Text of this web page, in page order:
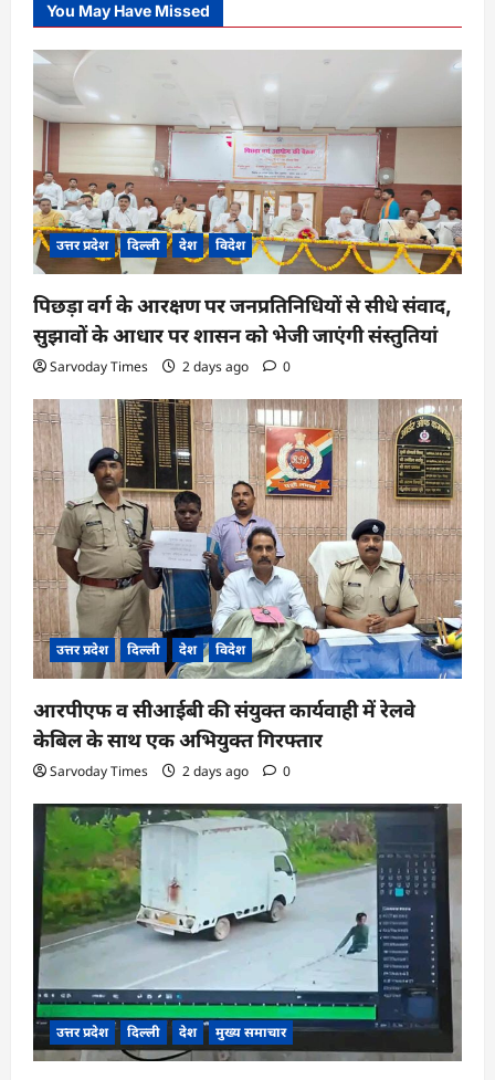
You May Have Missed
उत्तर प्रदेश दिल्ली देश विदेश
पिछड़ा वर्ग के आरक्षण पर जनप्रतिनिधियों से सीधे संवाद,
सुझावों के आधार पर शासन को भेजी जाएंगी संस्तुतियां
Sarvoday Times 2 days ago 0
उत्तर प्रदेश दिल्ली देश विदेश
आरपीएफ व सीआईबी की संयुक्त कार्यवाही में रेलवे
केबिल के साथ एक अभियुक्त गिरफ्तार
Sarvoday Times 2 days ago 0
उत्तर प्रदेश दिल्ली देश मुख्य समाचार